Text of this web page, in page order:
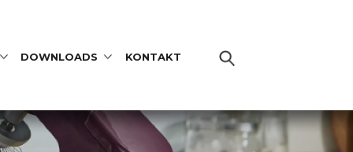
DOWNLOADS KONTAKT